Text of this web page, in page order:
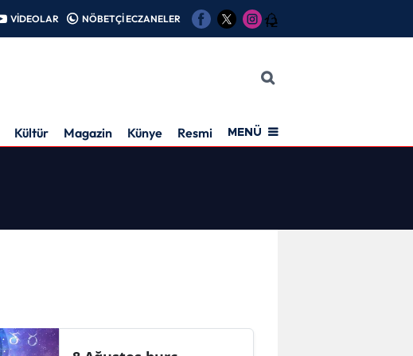
VİDEOLAR NÖBETÇİ ECZANELER 12
Kültür Magazin Künye Resmi İlanMENÜ